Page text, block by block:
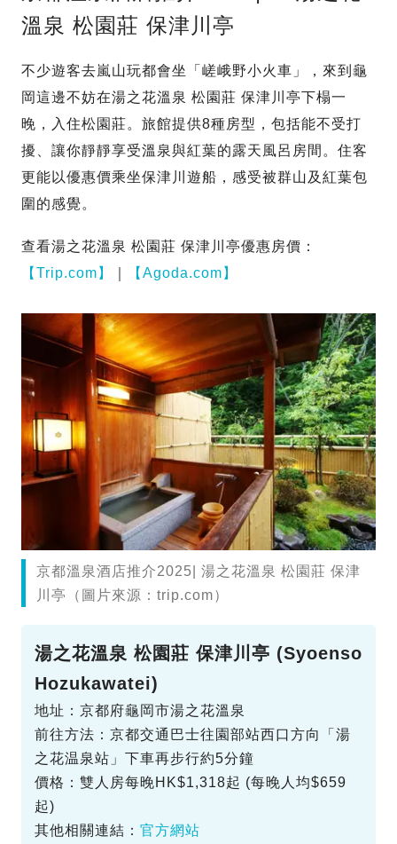
溫泉 松園莊 保津川亭
不少遊客去嵐山玩都會坐「嵯峨野小火車」，來到龜
岡這邊不妨在湯之花溫泉 松園莊 保津川亭下榻一
晚，入住松園莊。旅館提供8種房型，包括能不受打
擾、讓你靜靜享受溫泉與紅葉的露天風呂房間。住客
更能以優惠價乘坐保津川遊船，感受被群山及紅葉包
圍的感覺。
查看湯之花溫泉 松園莊 保津川亭優惠房價：
【Trip.com】
【Agoda.com】
京都溫泉酒店推介2025| 湯之花溫泉 松園莊 保津
川亭（圖片來源：trip.com）
湯之花溫泉 松園莊 保津川亭 (Syoenso
Hozukawatei)
地址：京都府龜岡市湯之花溫泉
前往方法：京都交通巴士往園部站西口方向「湯
之花温泉站」下車再步行約5分鐘
價格：雙人房每晚HK$1,318起 (每晚人均$659
起)
其他相關連結： 官方網站